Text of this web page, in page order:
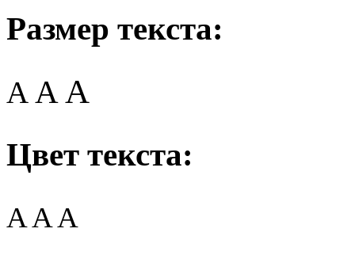
Размер текста:
A AA
Цвет текста:
AAA